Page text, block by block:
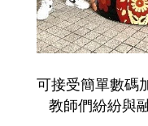
可接受
教師們紛紛與